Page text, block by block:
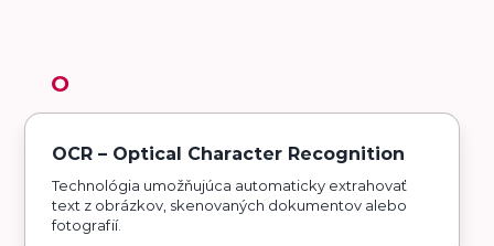
O
OCR – Optical Character Recognition
Technológia umožňujúca automaticky extrahovať
text z obrázkov, skenovaných dokumentov alebo
fotografií.